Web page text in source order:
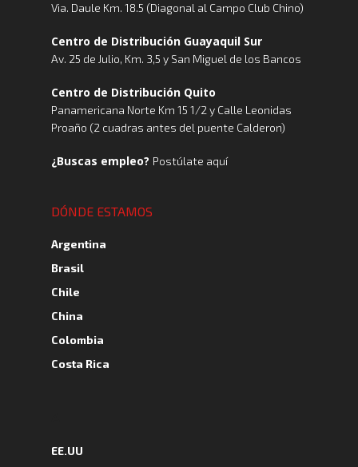
Via. Daule Km. 18.5 (Diagonal al Campo Club Chino)
Centro de Distribución Guayaquil Sur
Av. 25 de Julio, Km. 3,5 y San Miguel de los Bancos
Centro de Distribución Quito
Panamericana Norte Km 15 1/2 y Calle Leonidas
Proaño (2 cuadras antes del puente Calderon)
¿Buscas empleo? Postúlate aquí
DÓNDE ESTAMOS
Argentina
Brasil
Chile
China
Colombia
Costa Rica
EE.UU